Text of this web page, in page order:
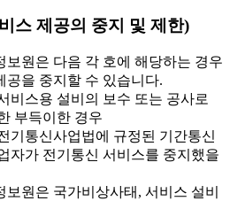
스 제공의 중지 및 제한)
원은 다음 각 호에 해당하는 경우
공을 중지할 수 있습니다.
비스용 설비의 보수 또는 공사로
부득이한 경우
기통신사업법에 규정된 기간통신
자가 전기통신 서비스를 중지했을
원은 국가비상사태, 서비스 설비